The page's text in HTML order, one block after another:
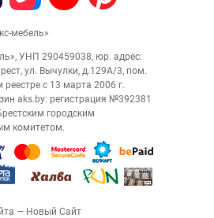
мебель»
УНП 290459038, юр. адрес:
ул. Вычулки, д.129А/3, пом.
с 13 марта 2006 г.
aks.by: регистрация №392381
городским
комитетом.
— Новый Сайт